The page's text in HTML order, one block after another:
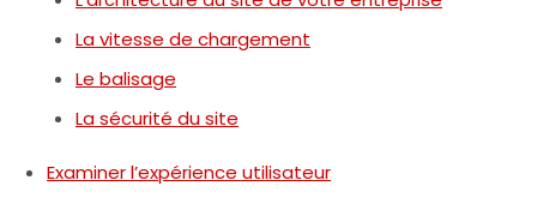
La vitesse de chargement
Le balisage
La sécurité du site
Examiner l’expérience utilisateur